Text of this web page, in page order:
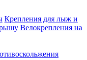
Крепления для лыж и
Велокрепления на